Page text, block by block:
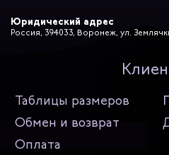
Юридический адрес
Россия, 394033, Воронеж, ул.
Таблицы размеров
Обмен и возврат
Оплата